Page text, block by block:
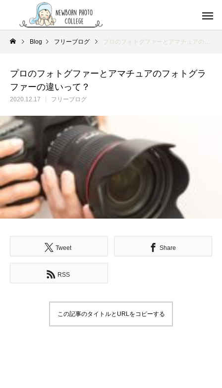
Blog フリーブログ プロのフォトグファーとアマチュアのフォトグラファーの違いって？
プロのフォトグファーとアマチュアのフォトグラ
ファーの違いって？
2020.12.17 フリーブログ
Tweet Share
RSS
この記事のタイトルとURLをコピーする